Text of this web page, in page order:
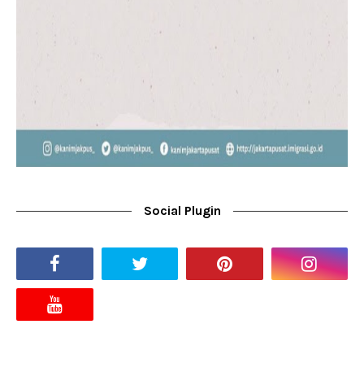
Social Plugin